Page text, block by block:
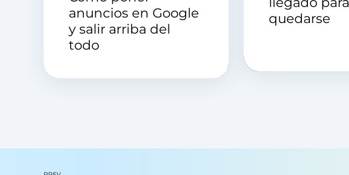
anuncios en Google
y salir arriba del
todo
quedarse